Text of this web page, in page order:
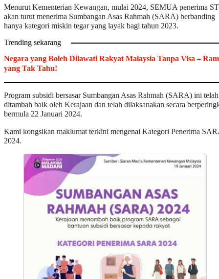
Menurut Kementerian Kewangan, mulai 2024, SEMUA penerima
akan turut menerima Sumbangan Asas Rahmah (SARA) berbanding
hanya kategori miskin tegar yang layak bagi tahun 2023.
Trending sekarang
Negara yang Boleh Dilawati Rakyat Malaysia Tanpa Visa –
yang Tak Tahu!
Program subsidi bersasar Sumbangan Asas Rahmah (SARA) ini telah
ditambah baik oleh Kerajaan dan telah dilaksanakan secara
bermula 22 Januari 2024.
Kami kongsikan maklumat terkini mengenai Kategori Penerima
2024.